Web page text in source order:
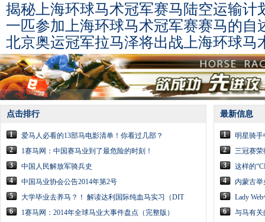
揭秘上海环球马术冠军赛马陆空运输计
一匹参加上海环球马术冠军赛赛马的自
北京奥运冠军拉马泽将出战上海环球马
点击排行
1
爱马人必看的13部马电影清单！你看过几部？
2
1赛马网：中国赛马业到了最危险的时刻！
3
中国人民解放军骑兵史
4
中国马业协会公告2014年第2号
5
大学毕业去养马？！ 解读达利国际纯血马实习（DIT
6
1赛马网：2014年全球马业大事件盘点（完整版）
最新信息
1
明星骑手
2
三冠赛荣
3
这样的
4
内蒙古
5
Lady
6
与马有关